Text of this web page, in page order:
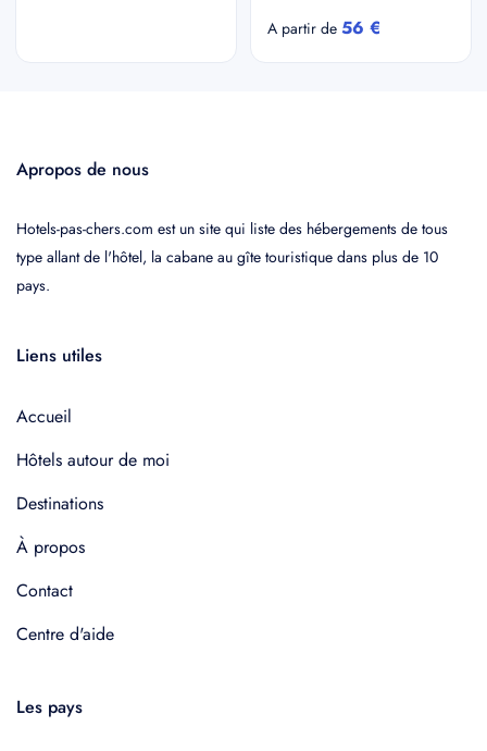
A partir de 56 €
Apropos de nous
Hotels-pas-chers.com est un site qui liste des hébergements de tous
type allant de l'hôtel, la cabane au gîte touristique dans plus de 10
pays.
Liens utiles
Accueil
Hôtels autour de moi
Destinations
À propos
Contact
Centre d'aide
Les pays